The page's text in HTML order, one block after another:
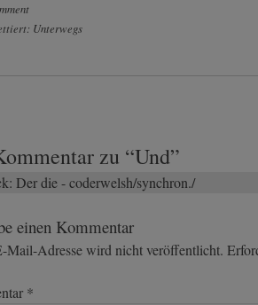
Unterwegs
zu “Und”
Der die - coderwelsh/synchron./
einen Kommentar
Mail-Adresse wird nicht veröffentlicht.
*